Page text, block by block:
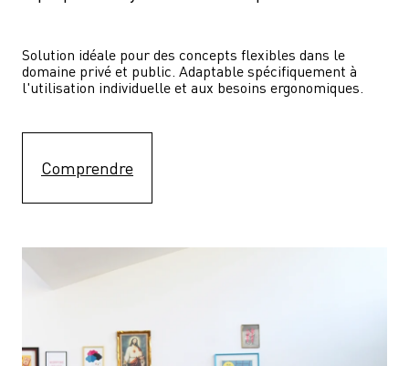
Solution idéale pour des concepts flexibles dans le
domaine privé et public. Adaptable spécifiquement à
l'utilisation individuelle et aux besoins ergonomiques.
Comprendre